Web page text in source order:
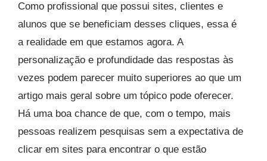
Como profissional que possui sites, clientes e
alunos que se beneficiam desses cliques, essa é
a realidade em que estamos agora. A
personalização e profundidade das respostas às
vezes podem parecer muito superiores ao que um
artigo mais geral sobre um tópico pode oferecer.
Há uma boa chance de que, com o tempo, mais
pessoas realizem pesquisas sem a expectativa de
clicar em sites para encontrar o que estão